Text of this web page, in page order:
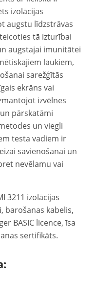
izolācijas
augstu līdzstrāvas
tā izturībai
augstajai imunitātei
laukiem,
sarežģītās
ekrāns vai
izvēlnes
pārskatāmi
un viegli
testa vadiem ir
savienošanai un
nevēlamu vai
3211 izolācijas
barošanas kabelis,
BASIC licence, īsa
sertifikāts.